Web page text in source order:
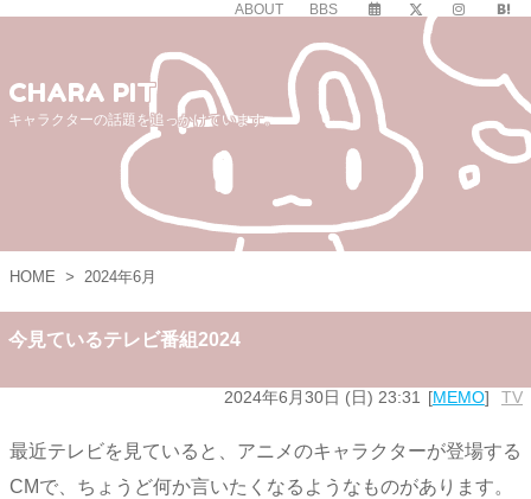
ABOUT BBS
CHARA PIT
キャラクターの話題を追っかけています。
HOME > 2024年6月
今見ているテレビ番組2024
2024年6月30日 (日) 23:31 MEMO TV
最近テレビを見ていると、アニメのキャラクターが登場する
CMで、ちょうど何か言いたくなるようなものがあります。